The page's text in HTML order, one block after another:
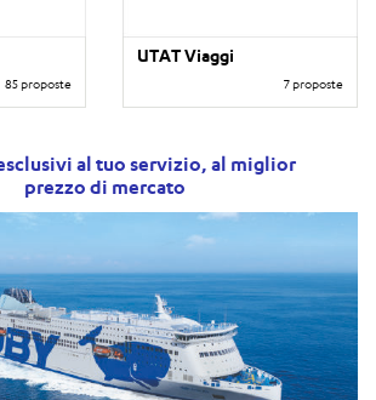
85 proposte
UTAT Viaggi
7 proposte
al tuo servizio, al miglior
prezzo di mercato